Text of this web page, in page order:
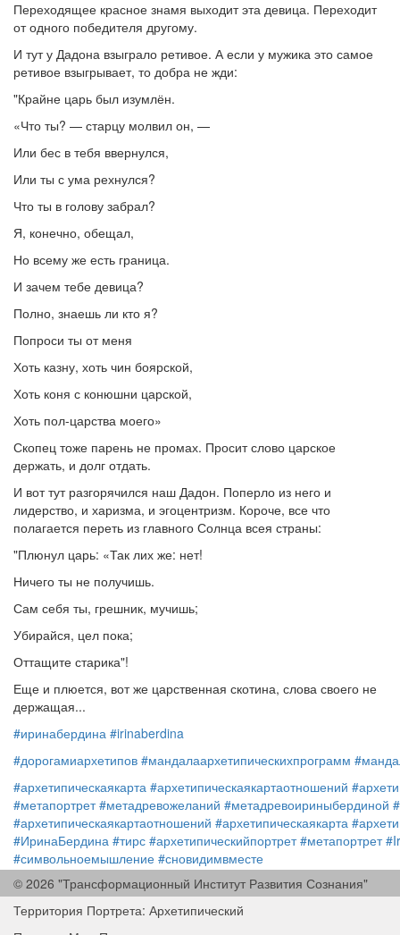
Переходящее красное знамя выходит эта девица. Переходит
от одного победителя другому.
И тут у Дадона взыграло ретивое. А если у мужика это самое
ретивое взыгрывает, то добра не жди:
"Крайне царь был изумлён.
«Что ты? — старцу молвил он, —
Или бес в тебя ввернулся,
Или ты с ума рехнулся?
Что ты в голову забрал?
Я, конечно, обещал,
Но всему же есть граница.
И зачем тебе девица?
Полно, знаешь ли кто я?
Попроси ты от меня
Хоть казну, хоть чин боярской,
Хоть коня с конюшни царской,
Хоть пол-царства моего»
Скопец тоже парень не промах. Просит слово царское
держать, и долг отдать.
И вот тут разгорячился наш Дадон. Поперло из него и
лидерство, и харизма, и эгоцентризм. Короче, все что
полагается переть из главного Солнца всея страны:
"Плюнул царь: «Так лих же: нет!
Ничего ты не получишь.
Сам себя ты, грешник, мучишь;
Убирайся, цел пока;
Оттащите старика"!
Еще и плюется, вот же царственная скотина, слова своего не
держащая...
#иринабердина #irinaberdina
#дорогамиархетипов #мандалаархетипическихпрограмм
#архетипическаякарта #архетипическаякартаотношений
#метапортрет #метадревожеланий #метадревоириныбердиной
#архетипическаякартаотношений #архетипическаякарта
#ИринаБердина #тирс #архетипическийпортрет #метапортрет
#символьноемышление #сновидимвместе
#дорогамиархетипов #мандалаархетипическихпрограмм
© 2026 "Трансформационный Институт Развития Сознания"
Территория Портрета: Архетипический